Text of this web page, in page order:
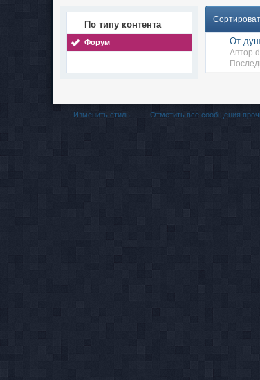
По типу контента
Форум От
Автор
Изменить стиль Отметить все сообщения